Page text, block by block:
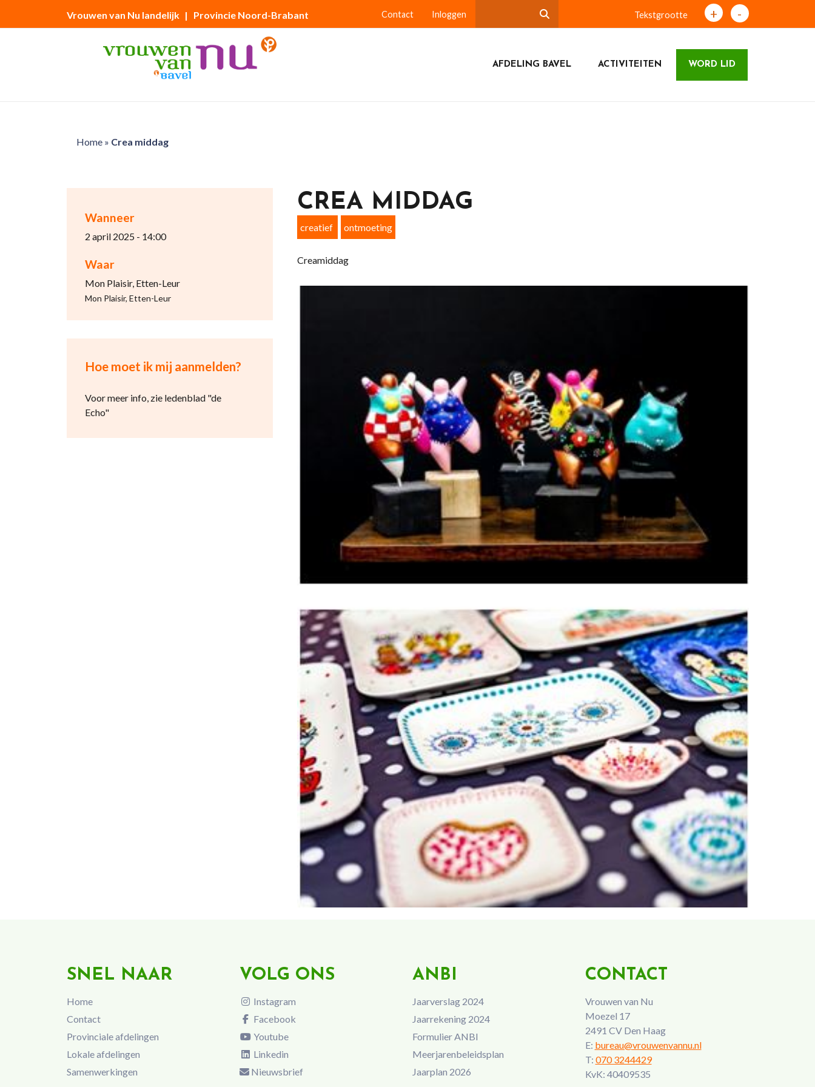
Vrouwen van Nu landelijk | Provincie Noord-Brabant Contact Inloggen Tekstgrootte + -
AFDELING BAVEL ACTIVITEITEN WORD LID
Home» Crea middag
Wanneer
2 april 2025 - 14:00
Waar
Mon Plaisir, Etten-Leur
Mon Plaisir, Etten-Leur
Hoe moet ik mij aanmelden?
Voor meer info, zie ledenblad "de
Echo"
CREA MIDDAG
creatief ontmoeting
Creamiddag
SNEL NAAR
Home
Contact
Provinciale afdelingen
Lokale afdelingen
Samenwerkingen
VOLG ONS
Instagram
Facebook
Youtube
Linkedin
Nieuwsbrief
ANBI
Jaarverslag 2024
Jaarrekening 2024
Formulier ANBI
Meerjarenbeleidsplan
Jaarplan 2026
CONTACT
Vrouwen van Nu
Moezel 17
2491 CV Den Haag
E: bureau@vrouwenvannu.nl
T: 070 3244429
KvK: 40409535